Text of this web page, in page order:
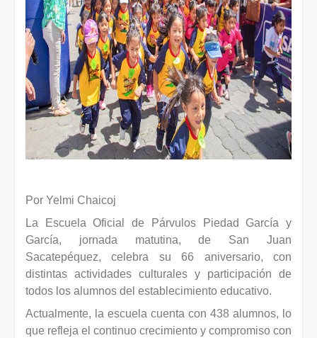
Por Yelmi Chaicoj
La Escuela Oficial de Párvulos Piedad García y
García, jornada matutina, de San Juan
Sacatepéquez, celebra su 66 aniversario, con
distintas actividades culturales y participación de
todos los alumnos del establecimiento educativo.
Actualmente, la escuela cuenta con 438 alumnos, lo
que refleja el continuo crecimiento y compromiso con